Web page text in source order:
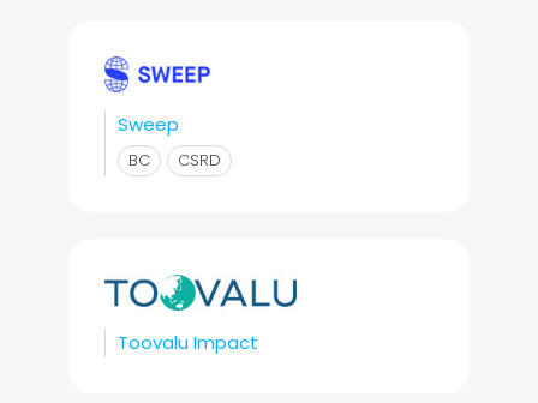
Sweep
BC CSRD
Toovalu Impact